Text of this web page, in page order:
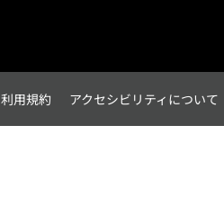
利用規約 アクセシビリティについて